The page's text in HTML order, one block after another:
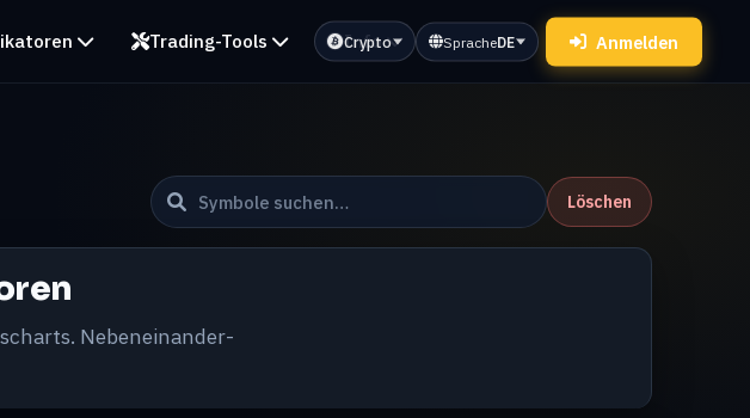
Trading-Tools Info
Crypto SpracheDE Anmelden
Löschen
Nebeneinander-